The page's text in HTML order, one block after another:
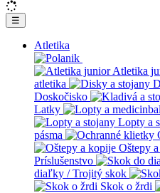
☰
Atletika
Atletika
atletika
Doskočisko
Latky
Lopty a
pásma
Oštepy
Príslušenstvo
diaľky / Trojitý skok
Skok o žrdi